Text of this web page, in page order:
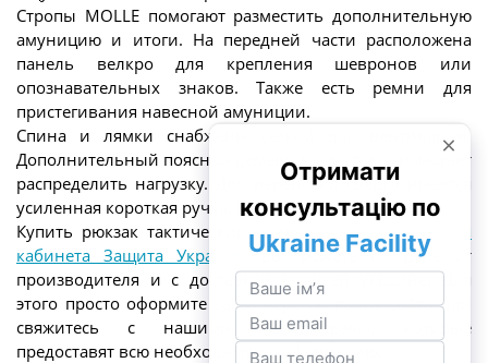
Стропы MOLLE помогают разместить дополнительную
амуницию и итоги. На передней части расположена
панель велкро для крепления шевронов или
опознавательных знаков. Также есть ремни для
пристегивания навесной амуниции.
Спина и лямки снабжены сеткой для вентиляции.
Дополнительный поясной ремень на фастексе помогает
распределить нагрузку. Для переноски сверху имеется
усиленная короткая ручка. Цвет рюкзака – multicam.
Купить рюкзак тактический и другое
снаряжение для
кабинета Защита Украины вы можете по цене от
производителя и с доставкой по всей Украине. Для
этого просто оформите заказ через корзину сайта или
свяжитесь с нашими менеджерами, которые
предоставят всю необходимую информацию.